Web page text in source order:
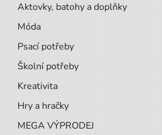
Aktovky, batohy a doplňky
Móda
Psací potřeby
Školní potřeby
Kreativita
Hry a hračky
MEGA VÝPRODEJ